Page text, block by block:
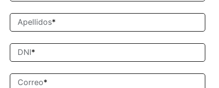
Apellidos*
DNI*
Correo*